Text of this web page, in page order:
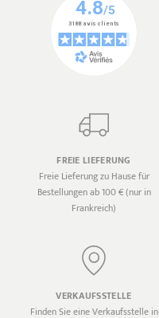
FREIE LIEFERUNG
Freie Lieferung zu Hause für
Bestellungen ab 100 € (nur in
Frankreich)
VERKAUFSSTELLE
Finden Sie eine Verkaufsstelle in